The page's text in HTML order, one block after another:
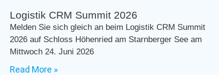
Logistik CRM Summit 2026
Melden Sie sich gleich an beim Logistik CRM Summit
2026 auf Schloss Höhenried am Starnberger See am
Mittwoch 24. Juni 2026
Read More »